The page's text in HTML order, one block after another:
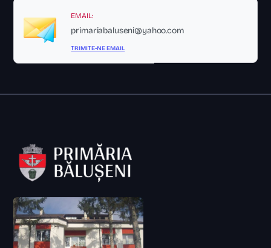
EMAIL:
primariabaluseni@yahoo.com
TRIMITE-NE EMAIL